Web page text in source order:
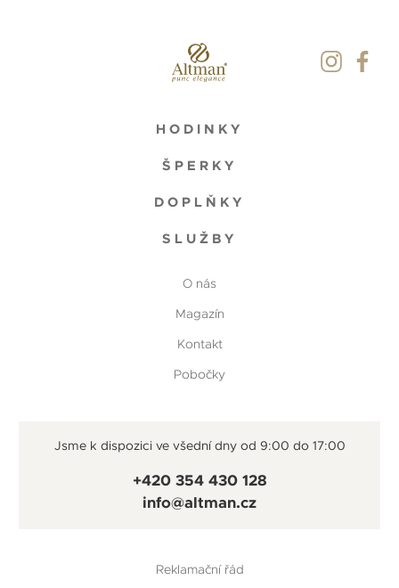
HODINKY
ŠPERKY
DOPLŇKY
SLUŽBY
O nás
Magazín
Kontakt
Pobočky
Jsme k dispozici ve všední dny od 9:00 do 17:00
+420 354 430 128
info@altman.cz
Reklamační řád